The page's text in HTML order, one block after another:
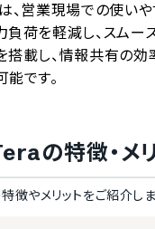
、営業現場での使い
負荷を軽減し、スムー
載し、情報共有の効
です。
の特徴・メ
徴やメリットをご紹介しま